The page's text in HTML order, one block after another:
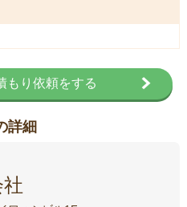
もり依頼をする
詳細